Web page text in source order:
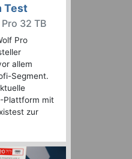
Test
32 TB
Pro
allem
Segment.
Plattform mit
zur